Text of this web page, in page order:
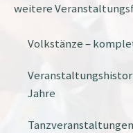
weitere
Volkstänze –
Jahre